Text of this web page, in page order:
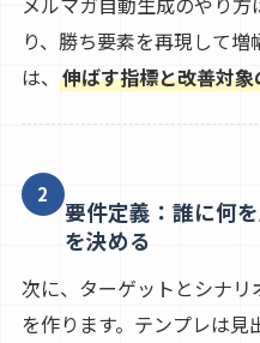
り、勝ち要素を再現して
は、 伸ばす指標と改善対象
2
要件定義：誰に何
を決める
次に、ターゲットとシナ
を作ります。テンプレは見